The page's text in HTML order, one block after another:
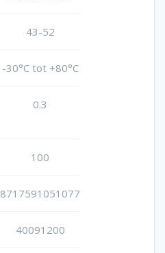
43-52
-30°C tot +80°C
0.3
100
8717591051077
40091200